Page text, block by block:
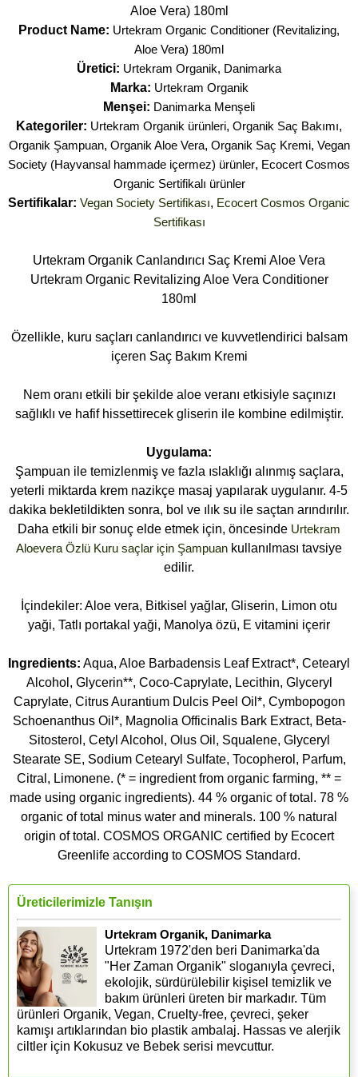
Aloe Vera) 180ml
Product Name: Urtekram Organic Conditioner (Revitalizing,
Aloe Vera) 180ml
Üretici: Urtekram Organik, Danimarka
Marka: Urtekram Organik
Menşei: Danimarka Menşeli
Kategoriler: Urtekram Organik ürünleri, Organik Saç Bakımı,
Organik Şampuan, Organik Aloe Vera, Organik Saç Kremi, Vegan
Society (Hayvansal hammade içermez) ürünler, Ecocert Cosmos
Organic Sertifikalı ürünler
Sertifikalar: Vegan Society Sertifikası, Ecocert Cosmos Organic
Sertifikası
Urtekram Organik Canlandırıcı Saç Kremi Aloe Vera
Urtekram Organic Revitalizing Aloe Vera Conditioner
180ml
Özellikle, kuru saçları canlandırıcı ve kuvvetlendirici balsam
içeren Saç Bakım Kremi
Nem oranı etkili bir şekilde aloe veranı etkisiyle saçınızı
sağlıklı ve hafif hissettirecek gliserin ile kombine edilmiştir.
Uygulama:
Şampuan ile temizlenmiş ve fazla ıslaklığı alınmış saçlara,
yeterli miktarda krem nazikçe masaj yapılarak uygulanır. 4-5
dakika bekletildikten sonra, bol ve ılık su ile saçtan arındırılır.
Daha etkili bir sonuç elde etmek için, öncesinde Urtekram
Aloevera Özlü Kuru saçlar için Şampuan kullanılması tavsiye
edilir.
İçindekiler: Aloe vera, Bitkisel yağlar, Gliserin, Limon otu
yaği, Tatlı portakal yaği, Manolya özü, E vitamini içerir
Ingredients: Aqua, Aloe Barbadensis Leaf Extract*, Cetearyl
Alcohol, Glycerin**, Coco-Caprylate, Lecithin, Glyceryl
Caprylate, Citrus Aurantium Dulcis Peel Oil*, Cymbopogon
Schoenanthus Oil*, Magnolia Officinalis Bark Extract, Beta-
Sitosterol, Cetyl Alcohol, Olus Oil, Squalene, Glyceryl
Stearate SE, Sodium Cetearyl Sulfate, Tocopherol, Parfum,
Citral, Limonene. (* = ingredient from organic farming, ** =
made using organic ingredients). 44 % organic of total. 78 %
organic of total minus water and minerals. 100 % natural
origin of total. COSMOS ORGANIC certified by Ecocert
Greenlife according to COSMOS Standard.
Üreticilerimizle Tanışın
Urtekram Organik, Danimarka
Urtekram 1972'den beri Danimarka'da
"Her Zaman Organik" sloganıyla çevreci,
ekolojik, sürdürülebilir kişisel temizlik ve
bakım ürünleri üreten bir markadır. Tüm
ürünleri Organik, Vegan, Cruelty-free, çevreci, şeker
kamışı artıklarından bio plastik ambalaj. Hassas ve alerjik
ciltler için Kokusuz ve Bebek serisi mevcuttur.